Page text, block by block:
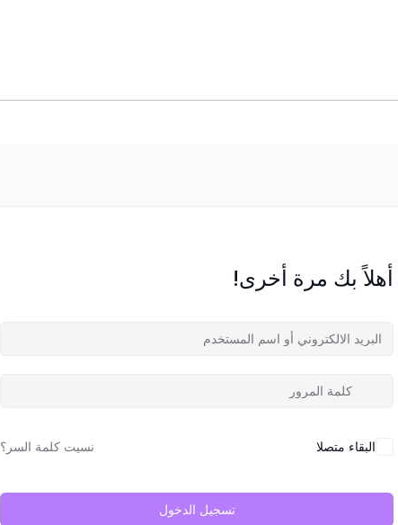
أهلاً بك مرة أخرى!
البقاء متصلا نسيت كلمة السر؟
تسجيل الدخول